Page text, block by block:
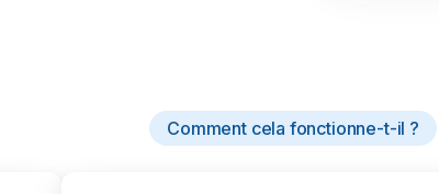
Comment cela fonctionne-t-il ?